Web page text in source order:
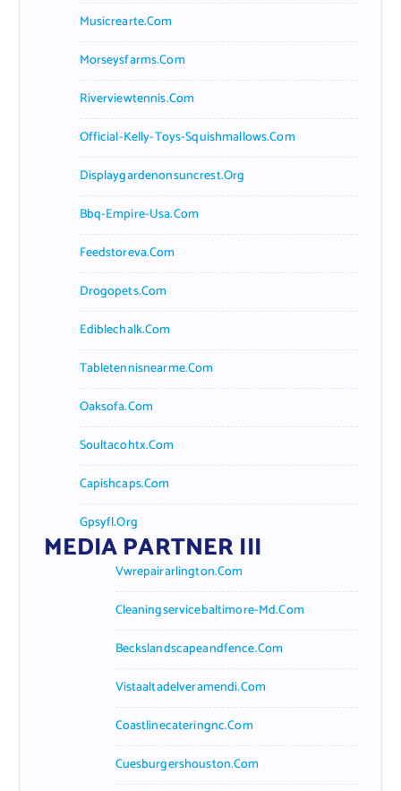
Musicrearte.com
Morseysfarms.com
Riverviewtennis.com
Official-Kelly-Toys-Squishmallows.com
Displaygardenonsuncrest.org
Bbq-Empire-Usa.com
Feedstoreva.com
Drogopets.com
Ediblechalk.com
Tabletennisnearme.com
Oaksofa.com
Soultacohtx.com
Capishcaps.com
Gpsyfl.org
MEDIA PARTNER III
Vwrepairarlington.com
Cleaningservicebaltimore-Md.com
Beckslandscapeandfence.com
Vistaaltadelveramendi.com
Coastlinecateringnc.com
Cuesburgershouston.com